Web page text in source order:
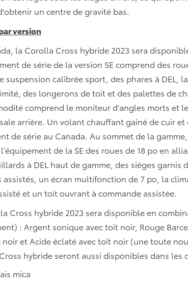
un centre de gravité bas.
version
la Corolla Cross hybride 2023 sera
de série de la version SE comprend des
suspension calibrée sport, des phares à DEL,
des longerons de toit et des palettes de
comprend le moniteur d’angles morts et
arrière. Un volant chauffant gainé de cuir
de série au Canada. Au sommet de la
de la SE des roues de 18 po en
à DEL haut de gamme, des sièges garnis
assistés, un écran multifonction de 7 po, la
et un toit ouvrant à commande assistée.
Cross hybride 2023 sera disponible en
: Argent sonique avec toit noir, Rouge
noir et Acide éclaté avec toit noir (une toute
hybride seront aussi disponibles dans les
mica